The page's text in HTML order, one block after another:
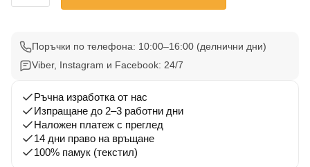
Поръчки по телефона: 10:00–16:00 (делнични дни)
Viber, Instagram и Facebook: 24/7
Ръчна изработка от нас
Изпращане до 2–3 работни дни
Наложен платеж с преглед
14 дни право на връщане
100% памук (текстил)